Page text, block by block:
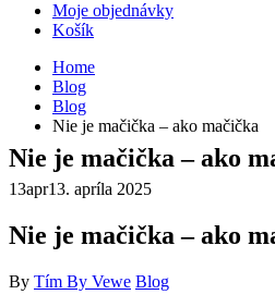
Moje objednávky
Košík
Home
Blog
Blog
Nie je mačička – ako mačička
Nie je mačička – ako
13apr13. apríla 2025
Nie je mačička – ako
By Tím By Vewe Blog